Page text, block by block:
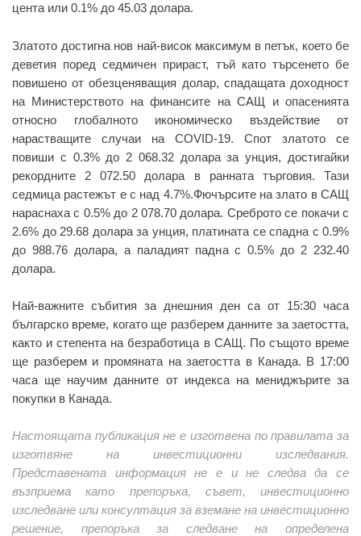
цента или 0.1% до 45.03 долара.
Златото достигна нов най-висок максимум в петък, което бе
деветия поред седмичен прираст, тъй като търсенето бе
повишено от обезценяващия долар, спадащата доходност
на Министерството на финансите на САЩ и опасенията
относно глобалното икономическо въздействие от
нарастващите случаи на COVID-19. Спот златото се
повиши с 0.3% до 2 068.32 долара за унция, достигайки
рекордните 2 072.50 долара в ранната търговия. Тази
седмица растежът е с над 4.7%.Фючърсите на злато в САЩ
нараснаха с 0.5% до 2 078.70 долара. Среброто се покачи с
2.6% до 29.68 долара за унция, платината се спадна с 0.9%
до 988.76 долара, а паладият падна с 0.5% до 2 232.40
долара.
Най-важните събития за днешния ден са от 15:30 часа
българско време, когато ще разберем данните за заетостта,
както и степента на безработица в САЩ. По същото време
ще разберем и промяната на заетостта в Канада. В 17:00
часа ще научим данните от индекса на мениджърите за
покупки в Канада.
Настоящата публикация не е изготвена по правилата за
изготвяне на инвестиционни изследвания.
Представената информация не е и не следва да се
възприема като препоръка, съвет, инвестиционно
изследване или консултация за вземане на инвестиционно
решение, препоръка за следване на определена